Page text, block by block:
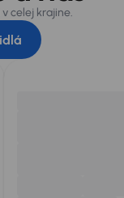
celej krajine.